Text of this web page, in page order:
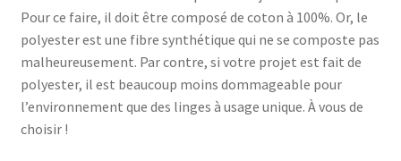
Pour ce faire, il doit être composé de coton à 100%. Or, le
polyester est une fibre synthétique qui ne se composte pas
malheureusement. Par contre, si votre projet est fait de
polyester, il est beaucoup moins dommageable pour
l’environnement que des linges à usage unique. À vous de
choisir !